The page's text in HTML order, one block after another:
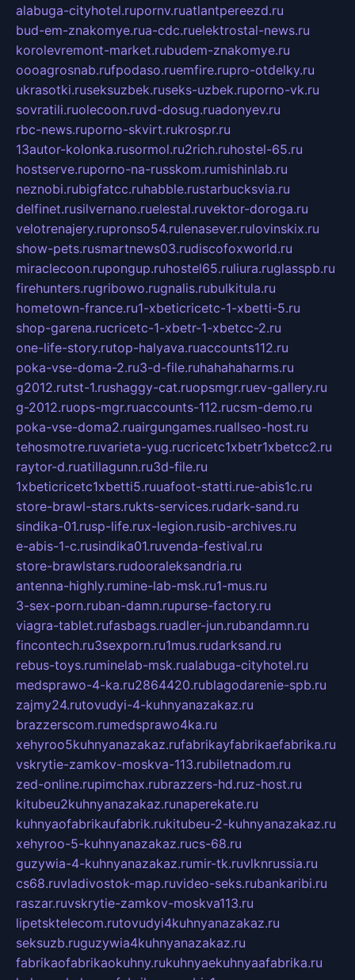
alabuga-cityhotel.rupornv.ruatlantpereezd.ru
bud-em-znakomye.rua-cdc.ruelektrostal-news.ru
korolevremont-market.rubudem-znakomye.ru
oooagrosnab.rufpodaso.ruemfire.rupro-otdelky.ru
ukrasotki.ruseksuzbek.ruseks-uzbek.ruporno-vk.ru
sovratili.ruolecoon.ruvd-dosug.ruadonyev.ru
rbc-news.ruporno-skvirt.rukrospr.ru
13autor-kolonka.rusormol.ru2rich.ruhostel-65.ru
hostserve.ruporno-na-russkom.rumishinlab.ru
neznobi.rubigfatcc.ruhabble.rustarbucksvia.ru
delfinet.rusilvernano.ruelestal.ruvektor-doroga.ru
velotrenajery.rupronso54.rulenasever.rulovinskix.ru
show-pets.rusmartnews03.rudiscofoxworld.ru
miraclecoon.rupongup.ruhostel65.ruliura.ruglasspb.ru
firehunters.rugribowo.rugnalis.rubulkitula.ru
hometown-france.ru1-xbeticricetc-1-xbetti-5.ru
shop-garena.rucricetc-1-xbetr-1-xbetcc-2.ru
one-life-story.rutop-halyava.ruaccounts112.ru
poka-vse-doma-2.ru3-d-file.ruhahahaharms.ru
g2012.rutst-1.rushaggy-cat.ruopsmgr.ruev-gallery.ru
g-2012.ruops-mgr.ruaccounts-112.rucsm-demo.ru
poka-vse-doma2.ruairgungames.ruallseo-host.ru
tehosmotre.ruvarieta-yug.rucricetc1xbetr1xbetcc2.ru
raytor-d.ruatillagunn.ru3d-file.ru
1xbeticricetc1xbetti5.ruuafoot-statti.rue-abis1c.ru
store-brawl-stars.rukts-services.rudark-sand.ru
sindika-01.rusp-life.rux-legion.rusib-archives.ru
e-abis-1-c.rusindika01.ruvenda-festival.ru
store-brawlstars.rudooraleksandria.ru
antenna-highly.rumine-lab-msk.ru1-mus.ru
3-sex-porn.ruban-damn.rupurse-factory.ru
viagra-tablet.rufasbags.ruadler-jun.rubandamn.ru
fincontech.ru3sexporn.ru1mus.rudarksand.ru
rebus-toys.ruminelab-msk.rualabuga-cityhotel.ru
medsprawo-4-ka.ru2864420.rublagodarenie-spb.ru
zajmy24.rutovudyi-4-kuhnyanazakaz.ru
brazzerscom.rumedsprawo4ka.ru
xehyroo5kuhnyanazakaz.rufabrikayfabrikaefabrika.ru
vskrytie-zamkov-moskva-113.rubiletnadom.ru
zed-online.rupimchax.rubrazzers-hd.ruz-host.ru
kitubeu2kuhnyanazakaz.runaperekate.ru
kuhnyaofabrikaufabrik.rukitubeu-2-kuhnyanazakaz.ru
xehyroo-5-kuhnyanazakaz.rucs-68.ru
guzywia-4-kuhnyanazakaz.rumir-tk.ruvlknrussia.ru
cs68.ruvladivostok-map.ruvideo-seks.rubankaribi.ru
raszar.ruvskrytie-zamkov-moskva113.ru
lipetsktelecom.rutovudyi4kuhnyanazakaz.ru
seksuzb.ruguzywia4kuhnyanazakaz.ru
fabrikaofabrikaokuhny.rukuhnyaekuhnyaafabrika.ru